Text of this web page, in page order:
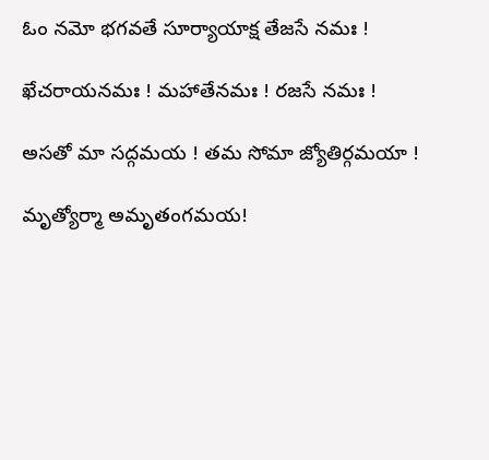
ఓం నమో భగవతే సూర్యాయాక్ష తేజసే నమః !
ఖేచరాయనమః ! మహాతేనమః ! రజసే నమః !
అసతో మా సద్గమయ ! తమ సోమా జ్యోతిర్గమయా !
మృత్యోర్మా అమృతంగమయ!